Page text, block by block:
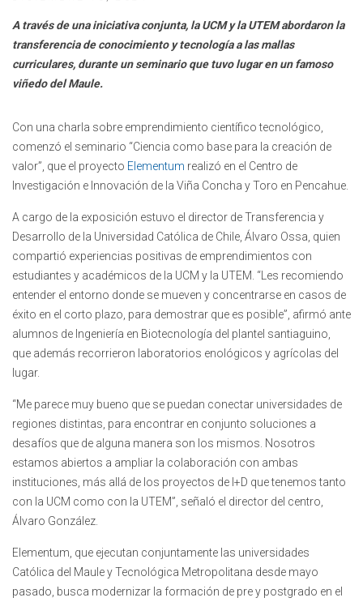
A través de una iniciativa conjunta, la UCM y la UTEM abordaron la
transferencia de conocimiento y tecnología a las mallas
curriculares, durante un seminario que tuvo lugar en un famoso
viñedo del Maule.
Con una charla sobre emprendimiento científico tecnológico,
comenzó el seminario “Ciencia como base para la creación de
valor”, que el proyecto Elementum realizó en el Centro de
Investigación e Innovación de la Viña Concha y Toro en Pencahue.
A cargo de la exposición estuvo el director de Transferencia y
Desarrollo de la Universidad Católica de Chile, Álvaro Ossa, quien
compartió experiencias positivas de emprendimientos con
estudiantes y académicos de la UCM y la UTEM. “Les recomiendo
entender el entorno donde se mueven y concentrarse en casos de
éxito en el corto plazo, para demostrar que es posible”, afirmó ante
alumnos de Ingeniería en Biotecnología del plantel santiaguino,
que además recorrieron laboratorios enológicos y agrícolas del
lugar.
“Me parece muy bueno que se puedan conectar universidades de
regiones distintas, para encontrar en conjunto soluciones a
desafíos que de alguna manera son los mismos. Nosotros
estamos abiertos a ampliar la colaboración con ambas
instituciones, más allá de los proyectos de I+D que tenemos tanto
con la UCM como con la UTEM”, señaló el director del centro,
Álvaro González.
Elementum, que ejecutan conjuntamente las universidades
Católica del Maule y Tecnológica Metropolitana desde mayo
pasado, busca modernizar la formación de pre y postgrado en el